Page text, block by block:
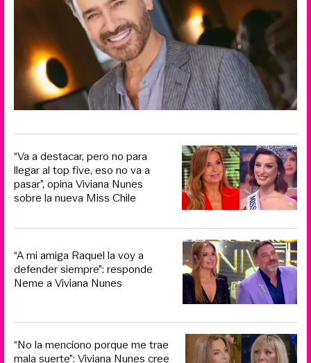
“Va a destacar, pero no para
llegar al top five, eso no va a
pasar”, opina Viviana Nunes
sobre la nueva Miss Chile
“A mi amiga Raquel la voy a
defender siempre”: responde
Neme a Viviana Nunes
“No la menciono porque me trae
mala suerte”: Viviana Nunes cree